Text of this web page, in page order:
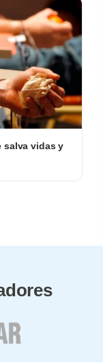
salva vidas y